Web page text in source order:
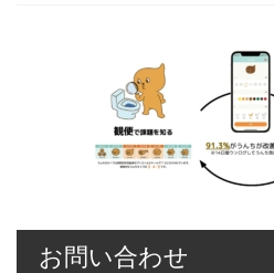
お問い合わせ